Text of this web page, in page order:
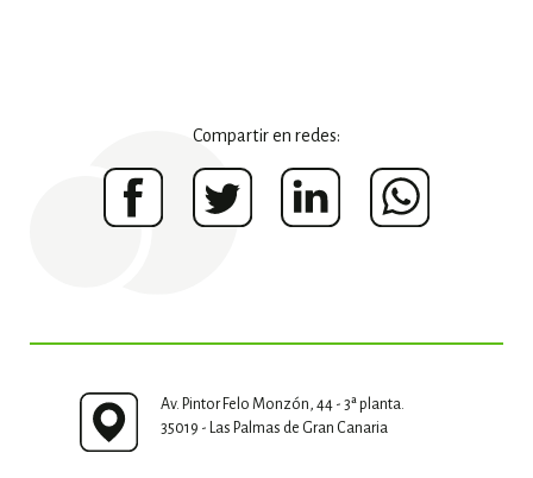
Compartir en redes:
Av. Pintor Felo Monzón, 44 - 3ª planta.
35019 - Las Palmas de Gran Canaria